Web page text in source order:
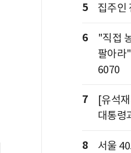
5 집주인
6
"직접
팔아라
6070
7
[유석
대통령
8
서울